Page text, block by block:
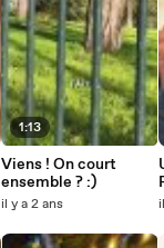
1:13
Viens ! On court
ensemble ? :)
il y a 2 ans